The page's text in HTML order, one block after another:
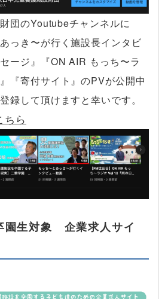
団のYoutubeチャンネルに
っき〜が行く施設長インタビ
ージ』『ON AIR もっち〜ラ
『寄付サイト』のPVが公開中
録して頂けますと幸いです。
ら
園生対象 企業求人サイ